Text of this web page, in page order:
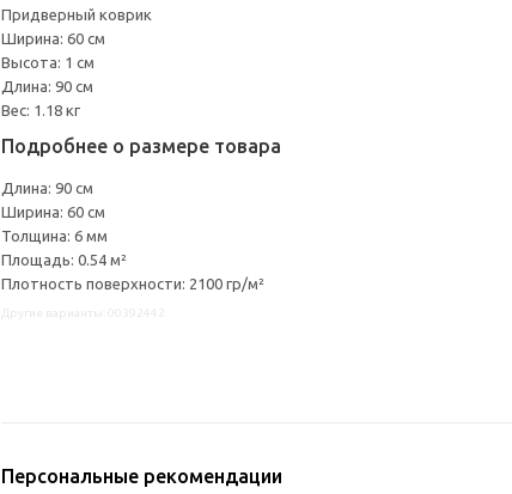
Придверный коврик
Ширина: 60 см
Высота: 1 см
Длина: 90 см
Вес: 1.18 кг
Подробнее о размере товара
Длина: 90 см
Ширина: 60 см
Толщина: 6 мм
Площадь: 0.54 м²
Плотность поверхности: 2100 гр/м²
Персональные рекомендации